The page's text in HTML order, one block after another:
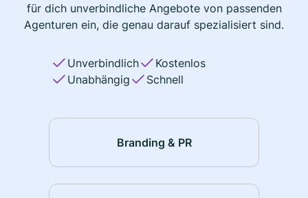
für dich unverbindliche Angebote von passenden
Agenturen ein, die genau darauf spezialisiert sind.
Unverbindlich
Kostenlos
Unabhängig
Schnell
Branding & PR